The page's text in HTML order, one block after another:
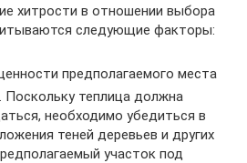
хитрости в отношении выбора
следующие факторы:
предполагаемого места
Поскольку теплица должна
необходимо убедиться в
теней деревьев и других
участок под